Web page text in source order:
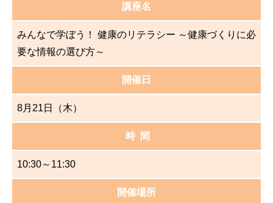
講座名
みんなで学ぼう！ 健康のリテラシー ～健康づくりに必
要な情報の選び方～
開催日
8月21日（木）
時 間
10:30～11:30
開催場所